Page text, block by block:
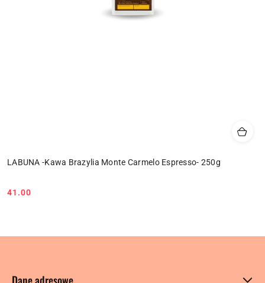
LABUNA -Kawa Brazylia Monte Carmelo Espresso- 250g
Cena:
41.00
Dane adresowe